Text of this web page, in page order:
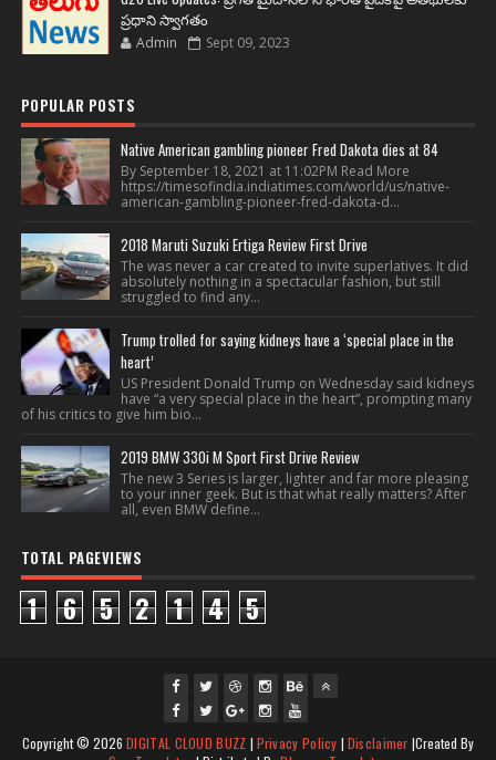
ప్రధాని స్వాగతం
Admin Sept 09, 2023
POPULAR POSTS
Native American gambling pioneer Fred Dakota dies at 84
By September 18, 2021 at 11:02PM Read More
https://timesofindia.indiatimes.com/world/us/native-
american-gambling-pioneer-fred-dakota-d...
2018 Maruti Suzuki Ertiga Review First Drive
The was never a car created to invite superlatives. It did
absolutely nothing in a spectacular fashion, but still
struggled to find any...
Trump trolled for saying kidneys have a ‘special place in the
heart’
US President Donald Trump on Wednesday said kidneys
have “a very special place in the heart”, prompting many
of his critics to give him bio...
2019 BMW 330i M Sport First Drive Review
The new 3 Series is larger, lighter and far more pleasing
to your inner geek. But is that what really matters? After
all, even BMW define...
TOTAL PAGEVIEWS
1 6 5 2 1 4 5
fac twi
gpl ins
you
Copyright ©2026DIGITAL CLOUD BUZZ | Privacy Policy | Disclaimer |Created By